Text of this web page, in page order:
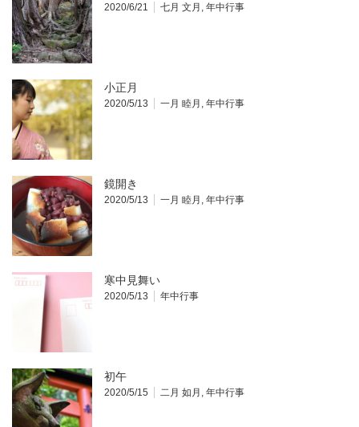
2020/6/21 七月 文月 年中行事
小正月
2020/5/13 一月 睦月 年中行事
鏡開き
2020/5/13 一月 睦月 年中行事
寒中見舞い
2020/5/13 年中行事
初午
2020/5/15 二月 如月 年中行事